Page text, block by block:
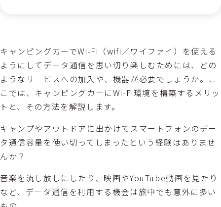
キャンピングカーでWi-Fi（wifi／ワイファイ）を使える
ようにしてデータ通信を思い切り楽しむためには、どの
ようなサービスへの加入や、機器が必要でしょうか。こ
こでは、キャンピングカーにWi-Fi環境を構築するメリッ
トと、その方法を解説します。
キャンプやアウトドアに出かけてスマートフォンのデー
タ通信容量を使い切ってしまったという経験はありませ
んか？
音楽を流し放しにしたり、映画やYouTube動画を見たり
など、データ通信を利用する機会は旅中でも意外に多い